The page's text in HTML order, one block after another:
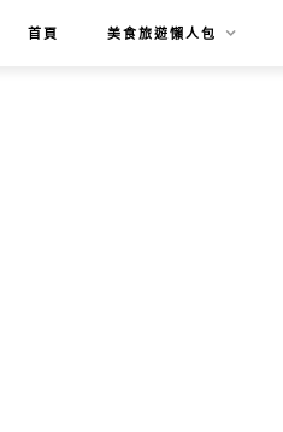
首頁 美食旅遊懶人包